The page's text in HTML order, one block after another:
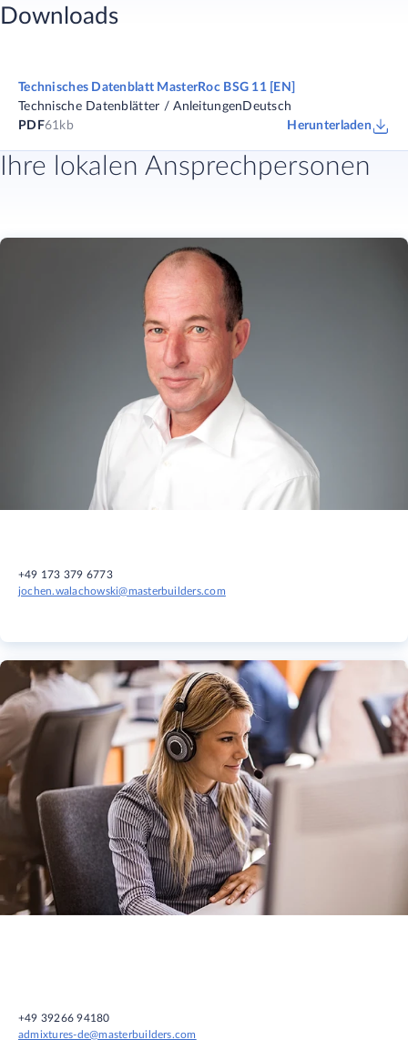
Downloads
Technisches Datenblatt MasterRoc BSG 11 [EN]
Technische Datenblätter / Anleitungen Deutsch
PDF61kb Herunterladen
Ihre lokalen Ansprechpersonen
+49 173 379 6773
jochen.walachowski@masterbuilders.com
+49 39266 94180
admixtures-de@masterbuilders.com